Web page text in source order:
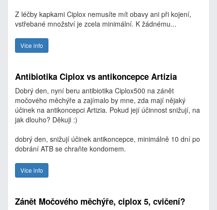
Z léčby kapkami Ciplox nemusíte mít obavy ani při kojení,
vstřebané množství je zcela minimální. K žádnému...
Více info
Antibiotika Ciplox vs antikoncepce Artizia
Dobrý den, nyní beru antibiotika Ciplox500 na zánět
močového měchýře a zajímalo by mne, zda mají nějaký
účinek na antikoncepci Artizia. Pokud její účinnost snižují, na
jak dlouho? Děkuji :)
dobrý den, snižují účinek antikoncepce, minimálně 10 dní po
dobrání ATB se chraňte kondomem.
Více info
Zánět Močového měchýře, ciplox 5, cvičení?